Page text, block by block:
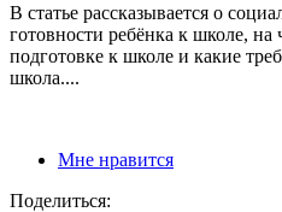
В статье рассказывается о
готовности ребёнка к школе,
подготовке к школе и какие
школа....
Мне нравится
Поделиться: